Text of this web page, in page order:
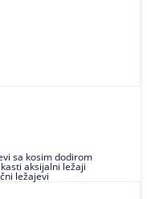
sa kosim dodirom
aksijalni ležaji
ležajevi